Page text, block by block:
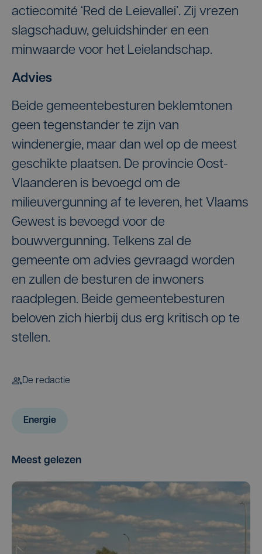
actiecomité ‘Red de Leievallei’. Zij vrezen
slagschaduw, geluidshinder en een
minwaarde voor het Leielandschap.
Advies
Beide gemeentebesturen beklemtonen
geen tegenstander te zijn van
windenergie, maar dan wel op de meest
geschikte plaatsen. De provincie Oost-
Vlaanderen is bevoegd om de
milieuvergunning af te leveren, het Vlaams
Gewest is bevoegd voor de
bouwvergunning. Telkens zal de
gemeente om advies gevraagd worden
en zullen de besturen de inwoners
raadplegen. Beide gemeentebesturen
beloven zich hierbij dus erg kritisch op te
stellen.
De redactie
Energie
Meest gelezen